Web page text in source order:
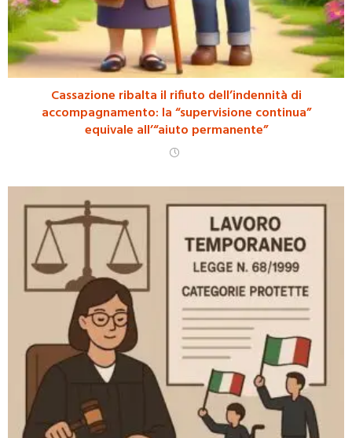
Cassazione ribalta il rifiuto dell’indennità di
accompagnamento: la “supervisione continua”
equivale all’“aiuto permanente”